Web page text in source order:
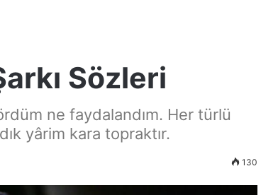
Sözleri
ne faydalandım. Her türlü
yârim kara topraktır.
130